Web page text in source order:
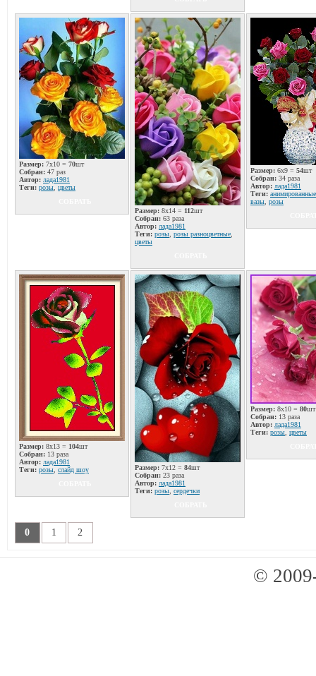
Размер: 7x10 = 70шт
Собран: 47 раз
Автор: лада1981
Теги: розы цветы
Размер: 8x14 = 112шт
Собран: 63 раза
Автор: лада1981
Теги: розы розы разноцветные
цветы
Размер: 6x9 = 54шт
Собран: 34 раза
Автор: лада1981
Теги: анимированные
вазы розы
Размер: 8x13 = 104шт
Собран: 13 раза
Автор: лада1981
Теги: розы слайд шоу
Размер: 7x12 = 84шт
Собран: 23 раза
Автор: лада1981
Теги: розы сердечки
Размер: 8x10 = 80шт
Собран: 13 раза
Автор: лада1981
Теги: розы цветы
0 1 2
©